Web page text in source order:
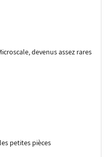
devenus assez rares
petites pièces